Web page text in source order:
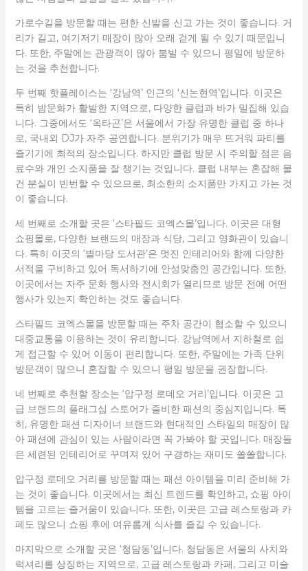
가로수길을 방문할 때는 편한 신발을 신고 가는 것이 좋습니다. 거
리가 길고, 여기저기 매장이 많아 오래 걷게 될 수 있기 때문입니
다. 또한, 주말에는 관광객이 많아 붐빌 수 있으니 평일에 방문하
는 것을 추천합니다.
두 번째 핫플레이스는 ‘강남역’ 인근의 ‘신논현역’입니다. 이곳은
특히 밤문화가 활발한 지역으로, 다양한 클럽과 바가 밀집해 있습
니다. 그중에서도 ‘옥타곤’은 서울에서 가장 유명한 클럽 중 하나
로, 국내외 DJ가 자주 공연합니다. 분위기가 매우 뜨거워 파티를
즐기기에 최적의 장소입니다. 하지만 클럽 방문 시 주의할 점은 음
료수와 개인 소지품을 잘 챙기는 것입니다. 클럽 내부는 혼잡해 물
건 분실이 빈번할 수 있으므로, 최소한의 소지품만 가지고 가는 것
이 좋습니다.
세 번째로 소개할 곳은 ‘스타필드 코엑스몰’입니다. 이곳은 대형
쇼핑몰로, 다양한 브랜드의 매장과 식당, 그리고 영화관이 있습니
다. 특히 이곳의 ‘별마당 도서관’은 멋진 인테리어와 함께 다양한
서적을 구비하고 있어 독서하기에 안성맞춤인 공간입니다. 또한,
이곳에서는 자주 문화 행사와 전시회가 열리므로 방문 전에 어떤
행사가 있는지 확인하는 것도 좋습니다.
스타필드 코엑스몰을 방문할 때는 주차 공간이 협소할 수 있으니
대중교통을 이용하는 것이 유리합니다. 강남역에서 지하철로 쉽
게 접근할 수 있어 이동이 편리합니다. 또한, 주말에는 가족 단위
방문객이 많으니 혼잡할 수 있으니 평일 방문을 권장합니다.
네 번째로 추천할 장소는 ‘압구정 로데오 거리’입니다. 이곳은 고
급 브랜드의 플래그십 스토어가 즐비한 패션의 중심지입니다. 특
히, 유명한 패션 디자이너 브랜드와 현대적인 스타일의 매장이 많
아 패션에 관심이 있는 사람이라면 꼭 가봐야 할 곳입니다. 매장들
은 세련된 인테리어로 꾸며져 있어 구경하는 재미도 쏠쏠합니다.
압구정 로데오 거리를 방문할 때는 패션 아이템을 미리 준비해 가
는 것이 좋습니다. 이곳에서는 최신 트렌드를 확인하고, 쇼핑 아이
템을 고르는 즐거움이 있습니다. 또한, 이곳은 고급 레스토랑과 카
페도 많으니 쇼핑 후에 여유롭게 식사를 즐길 수 있습니다.
마지막으로 소개할 곳은 ‘청담동’입니다. 청담동은 서울의 사치와
럭셔리를 상징하는 지역으로, 고급 레스토랑과 카페, 그리고 미술